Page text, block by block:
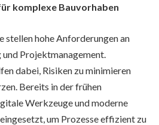
komplexe Bauvorhaben
hohe Anforderungen an
und Projektmanagement.
dabei, Risiken zu minimieren
Bereits in der frühen
Werkzeuge und moderne
um Prozesse effizient zu